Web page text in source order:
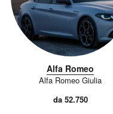
Alfa Romeo
Alfa Romeo Giulia
da 52.750